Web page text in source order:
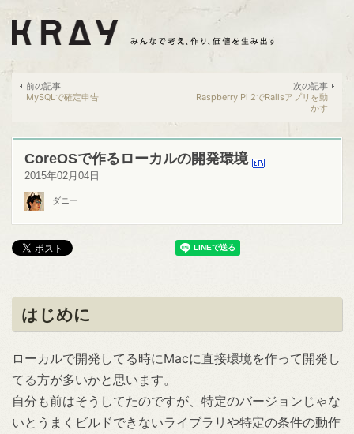
前の記事
MySQLで確定申告
次の記事
Raspberry Pi 2でRailsアプリを動
かす
CoreOSで作るローカルの開発環境
2015年02月04日
ダニー
はじめに
ローカルで開発してる時にMacに直接環境を作って開発し
てる方が多いかと思います。
自分も前はそうしてたのですが、特定のバージョンじゃな
いとうまくビルドできないライブラリや特定の条件の動作